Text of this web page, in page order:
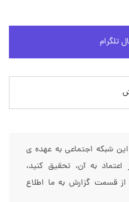
تلگرام
شبکه اجتماعی به عهده ی
به آن، تحقیق کنید،
قسمت گزارش به ما اطلاع